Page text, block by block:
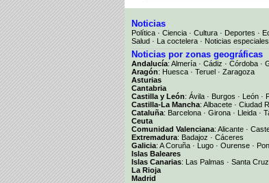
Noticias
Política · Ciencia · Cultura · Deportes ·
Salud · La coctelera · Noticias especiales
Noticias por zonas geográficas
Andalucía: Almería · Cádiz · Córdoba ·
Aragón: Huesca · Teruel · Zaragoza
Asturias
Cantabria
Castilla y León: Ávila · Burgos · León ·
Castilla-La Mancha: Albacete · Ciudad
Cataluña: Barcelona · Girona · Lleida ·
Ceuta
Comunidad Valenciana: Alicante ·
Extremadura: Badajoz · Cáceres
Galicia: A Coruña · Lugo · Ourense ·
Islas Baleares
Islas Canarias: Las Palmas · Santa
La Rioja
Madrid